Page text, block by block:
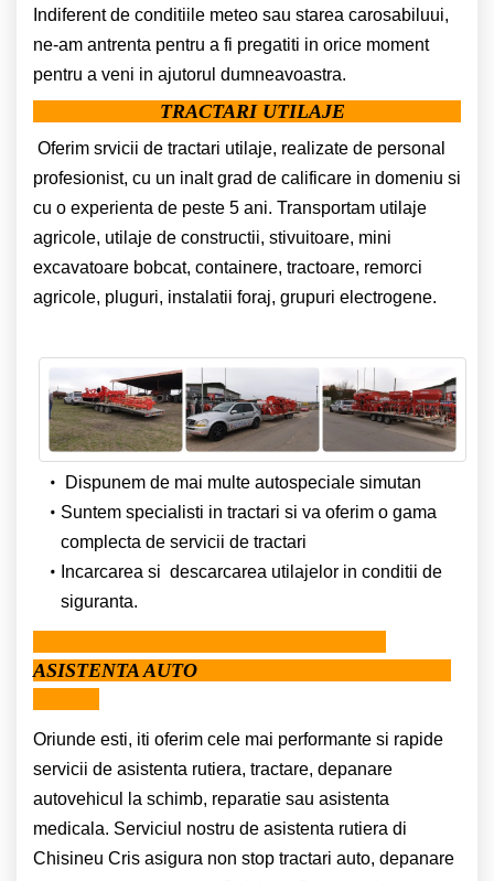
Indiferent de conditiile meteo sau starea carosabiluui,
ne-am antrenta pentru a fi pregatiti in orice moment
pentru a veni in ajutorul dumneavoastra.
TRACTARI UTILAJE
Oferim srvicii de tractari utilaje, realizate de personal
profesionist, cu un inalt grad de calificare in domeniu si
cu o experienta de peste 5 ani. Transportam utilaje
agricole, utilaje de constructii, stivuitoare, mini
excavatoare bobcat, containere, tractoare, remorci
agricole, pluguri, instalatii foraj, grupuri electrogene.
Dispunem de mai multe autospeciale simutan
Suntem specialisti in tractari si va oferim o gama
complecta de servicii de tractari
Incarcarea si descarcarea utilajelor in conditii de
siguranta.
ASISTENTA AUTO
Oriunde esti, iti oferim cele mai performante si rapide
servicii de asistenta rutiera, tractare, depanare
autovehicul la schimb, reparatie sau asistenta
medicala. Serviciul nostru de asistenta rutiera di
Chisineu Cris asigura non stop tractari auto, depanare